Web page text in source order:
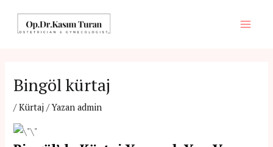
Bingöl kürtaj
/Kürtaj / Yazan admin